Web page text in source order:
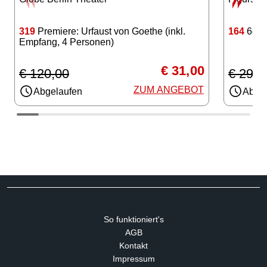
319 Premiere: Urfaust von Goethe (inkl.
Empfang, 4 Personen)
€ 120,00
Abgelaufen
€ 31,00
ZUM ANGEBOT
164 6er
€
So funktioniert's
AGB
Kontakt
Impressum